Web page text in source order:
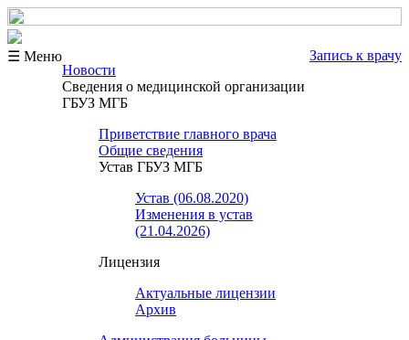
☰ Меню
Запись к врачу
Новости
Сведения о медицинской организации
ГБУЗ МГБ
Приветствие главного врача
Общие сведения
Устав ГБУЗ МГБ
Устав (06.08.2020)
Изменения в устав
(21.04.2026)
Лицензия
Актуальные лицензии
Архив